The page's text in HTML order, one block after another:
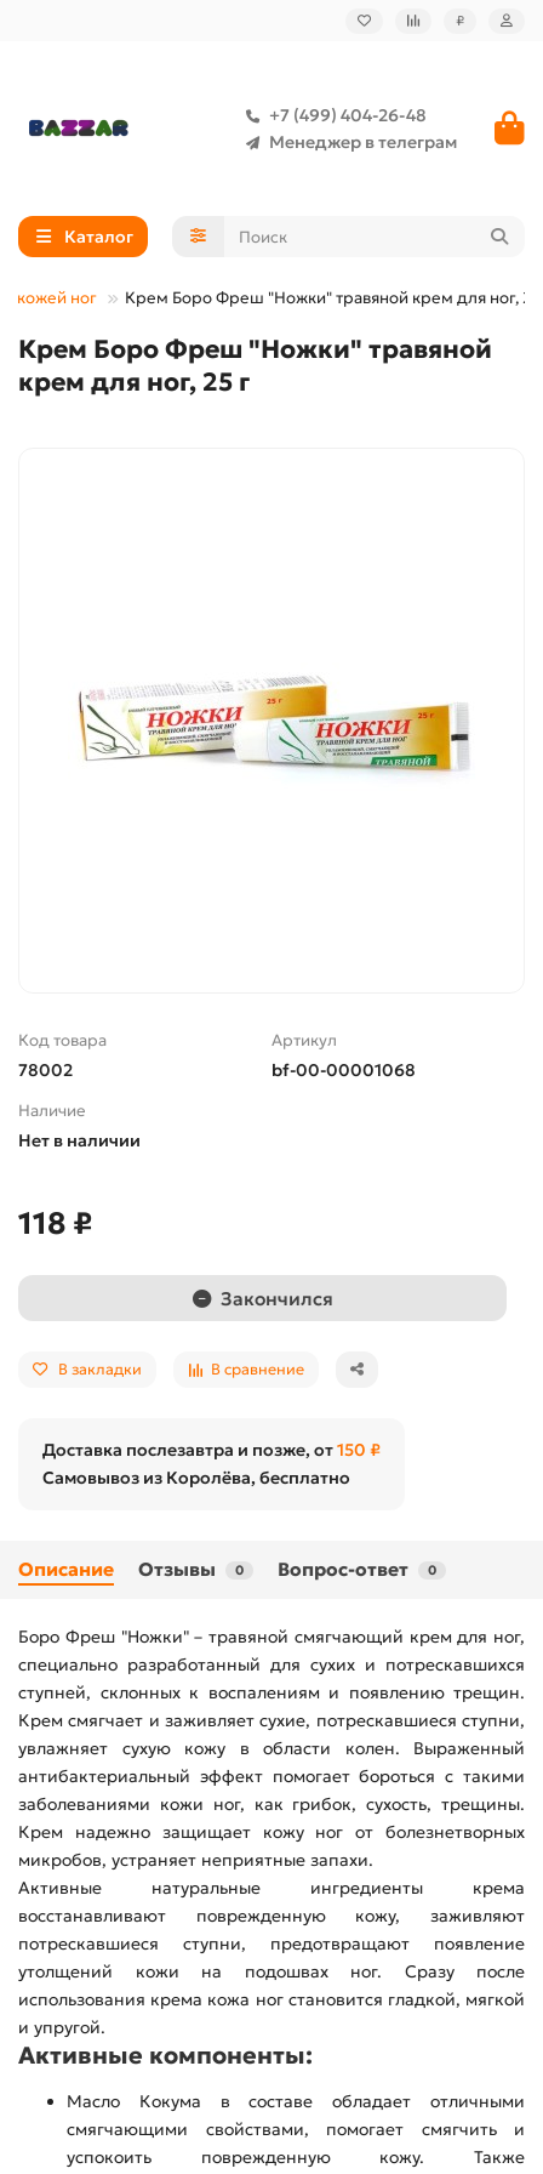
₽
+7 (499) 404-26-48
Менеджер в телеграм
Каталог
кожей ног Крем Боро Фреш "Ножки" травяной крем для ног, 25
Крем Боро Фреш "Ножки" травяной
крем для ног, 25 г
Код товара
78002
Артикул
bf-00-00001068
Наличие
Нет в наличии
118 ₽
Закончился
В закладки В сравнение
Доставка послезавтра и позже, от150 ₽
Самовывоз из Королёва, бесплатно
Описание Отзывы 0 Вопрос-ответ 0
Боро Фреш "Ножки" – травяной смягчающий крем для ног,
специально разработанный для сухих и потрескавшихся
ступней, склонных к воспалениям и появлению трещин.
Крем смягчает и заживляет сухие, потрескавшиеся ступни,
увлажняет сухую кожу в области колен. Выраженный
антибактериальный эффект помогает бороться с такими
заболеваниями кожи ног, как грибок, сухость, трещины.
Крем надежно защищает кожу ног от болезнетворных
микробов, устраняет неприятные запахи.
Активные натуральные ингредиенты крема
восстанавливают поврежденную кожу, заживляют
потрескавшиеся ступни, предотвращают появление
утолщений кожи на подошвах ног. Сразу после
использования крема кожа ног становится гладкой, мягкой
и упругой.
Активные компоненты:
Масло Кокума в составе обладает отличными
смягчающими свойствами, помогает смягчить и
успокоить поврежденную кожу. Также